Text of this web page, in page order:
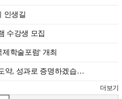
인생길
수강생 모집
학술포럼' 개최
약, 성과로 증명하겠습…
더보기